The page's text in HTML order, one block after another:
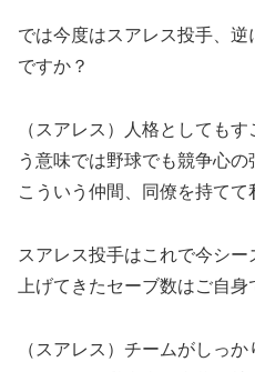
では今度はスアレス投手、
ですか？
（スアレス）人格としても
う意味では野球でも競争心の
こういう仲間、同僚を持てて
スアレス投手はこれで今シ
上げてきたセーブ数はご自
（スアレス）チームがしっ